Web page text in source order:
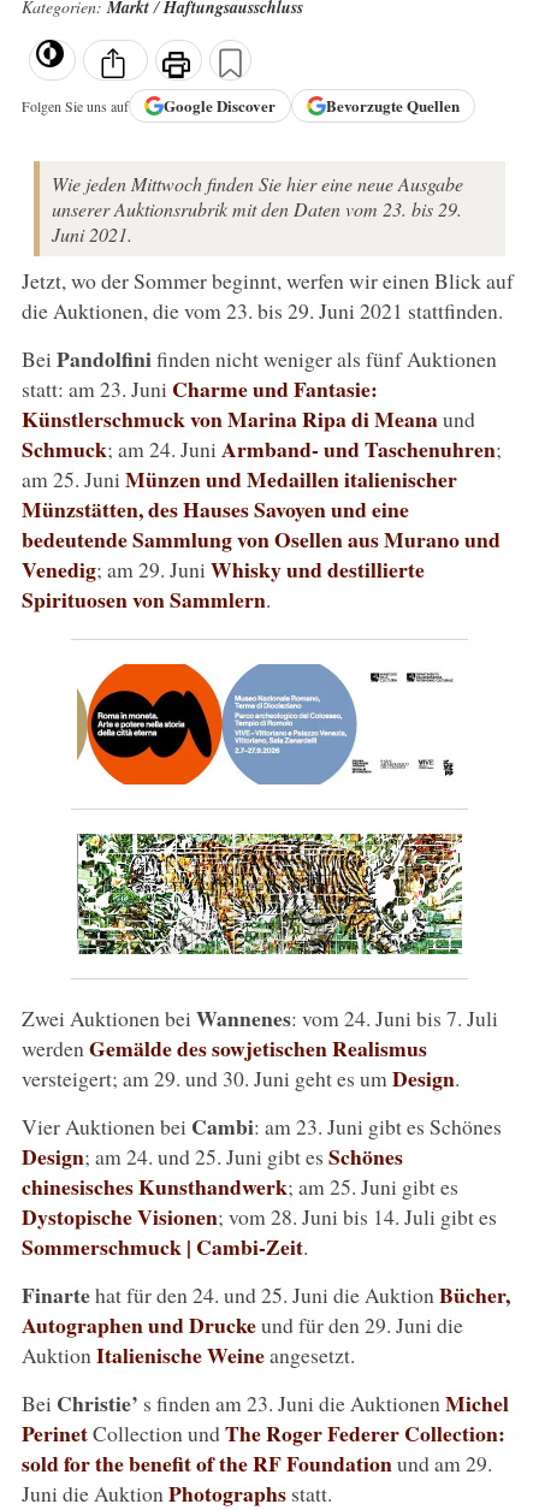
Kategorien:Markt/Haftungsausschluss
Folgen Sie uns auf GoogleDiscover Bevorzugte Quellen
Wie jeden Mittwoch finden Sie hier eine neue Ausgabe
unserer Auktionsrubrik mit den Daten vom 23. bis 29.
Juni 2021.
Jetzt, wo der Sommer beginnt, werfen wir einen Blick auf
die Auktionen, die vom 23. bis 29. Juni 2021 stattfinden.
Bei Pandolfinifinden nicht weniger als fünf Auktionen
statt: am 23. Juni Charme und Fantasie:
Künstlerschmuck von Marina Ripa di Meanaund
Schmuck; am 24. Juni Armband- und Taschenuhren;
am 25. Juni Münzen und Medaillen italienischer
Münzstätten, des Hauses Savoyen und eine
bedeutende Sammlung von Osellen aus Murano und
Venedig; am 29. Juni Whisky und destillierte
Spirituosen von Sammlern.
Zwei Auktionen bei Wannenes: vom 24. Juni bis 7. Juli
werden Gemälde des sowjetischen Realismus
versteigert; am 29. und 30. Juni geht es um Design.
Vier Auktionen bei Cambi: am 23. Juni gibt es Schönes
Design; am 24. und 25. Juni gibt es Schönes
chinesisches Kunsthandwerk; am 25. Juni gibt es
Dystopische Visionen; vom 28. Juni bis 14. Juli gibt es
Sommerschmuck | Cambi-Zeit.
Finartehat für den 24. und 25. Juni die Auktion Bücher,
Autographen und Druckeund für den 29. Juni die
Auktion Italienische Weineangesetzt.
Bei Christie’ s finden am 23. Juni die Auktionen Michel
PerinetCollection undThe Roger Federer Collection:
sold for the benefit of the RF Foundationund am 29.
Juni die Auktion Photographsstatt.